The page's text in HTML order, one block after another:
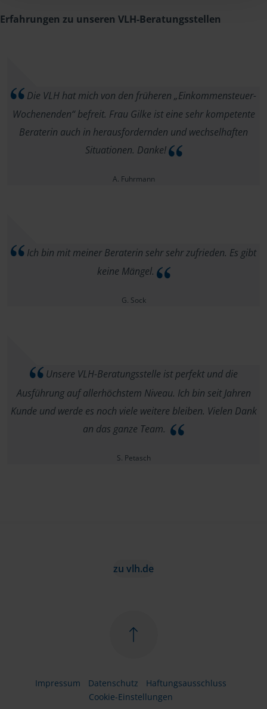
Erfahrungen zu unseren VLH-Beratungsstellen
Die VLH hat mich von den früheren „Einkommensteuer-
Wochenenden“ befreit. Frau Gilke ist eine sehr kompetente
Beraterin auch in herausfordernden und wechselhaften
Situationen. Danke!
A. Fuhrmann
Ich bin mit meiner Beraterin sehr sehr zufrieden. Es gibt
keine Mängel.
G. Sock
Unsere VLH-Beratungsstelle ist perfekt und die
Ausführung auf allerhöchstem Niveau. Ich bin seit Jahren
Kunde und werde es noch viele weitere bleiben. Vielen Dank
an das ganze Team.
S. Petasch
zu vlh.de
Impressum Datenschutz
Haftungsausschluss
Cookie-Einstellungen